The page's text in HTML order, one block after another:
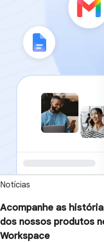
Notícias
Acompanhe as
dos nossos produtos
Workspace